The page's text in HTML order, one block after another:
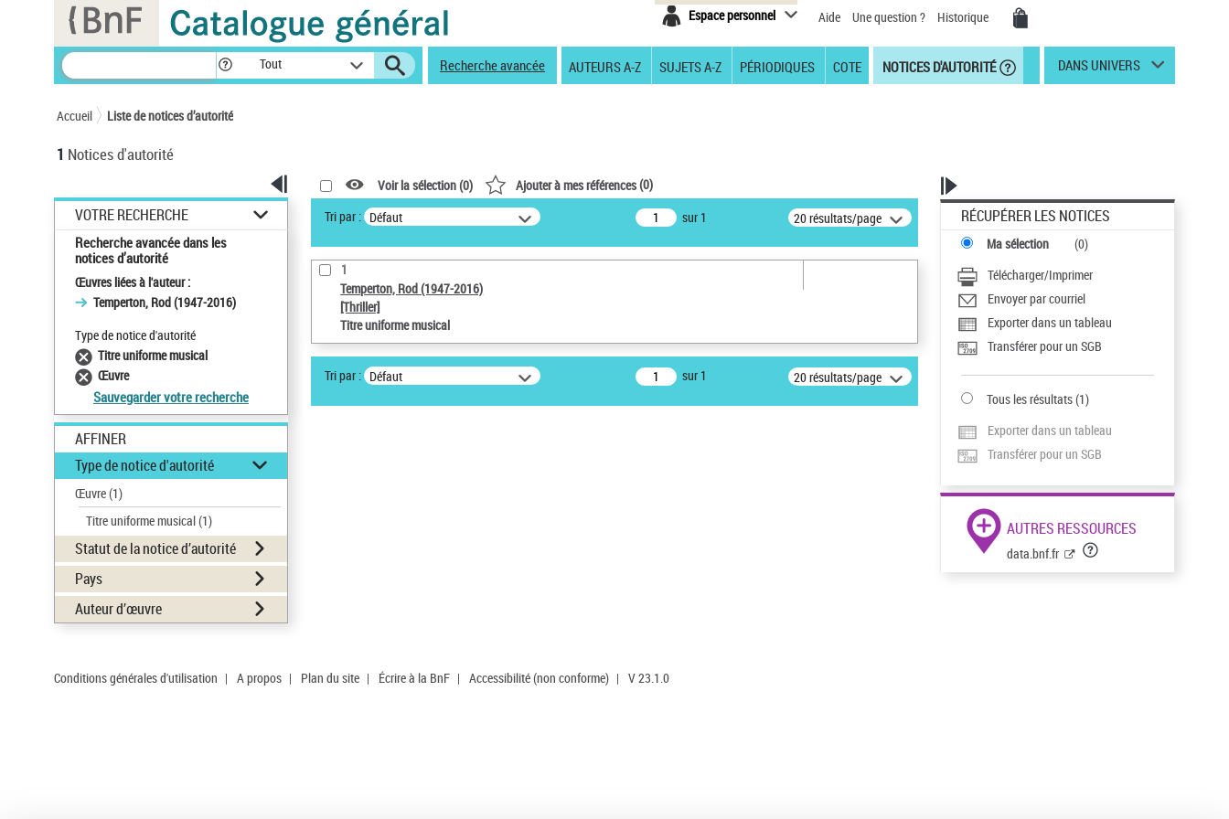
Espace personnel Aide Une question ? Historique
Tout Recherche avancée AUTEURS A-Z SUJETS A-Z PÉRIODIQUES COTE NOTICES D'AUTORITÉ DANS UNIVERS
Accueil Liste de notices d’autorité
1 Notices d'autorité
VOTRE RECHERCHE
Recherche avancée dans les
notices d’autorité
Œuvres liées à l'auteur :
Temperton, Rod (1947-2016)
Type de notice d'autorité
Titre uniforme musical
Œuvre
Sauvegarder votre recherche
AFFINER
Type de notice d'autorité
Œuvre(1)
Titre uniforme musical(1)
Statut de la notice d’autorité
Pays
Auteur d’œuvre
Voir la sélection (0) Ajouter à mes références(0)
Tri par : Défaut sur 1 20 résultats/page
1
Temperton, Rod (1947-2016)
[Thriller]
Titre uniforme musical
Tri par : Défaut sur 1 20 résultats/page
RÉCUPÉRER LES NOTICES
Ma sélection (0)
Télécharger/Imprimer
Envoyer par courriel
Exporter dans un tableau
Transférer pour un SGB
Tous les résultats(1)
Exporter dans un tableau
Transférer pour un SGB
AUTRES RESSOURCES
data.bnf.fr
Conditions générales d'utilisation | A propos | Plan du site | Écrire à la BnF | Accessibilité (non conforme) | V 23.1.0
Panneau de gestion des cookies